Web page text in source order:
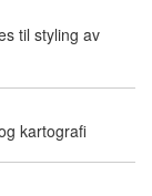
til styling av
kartografi